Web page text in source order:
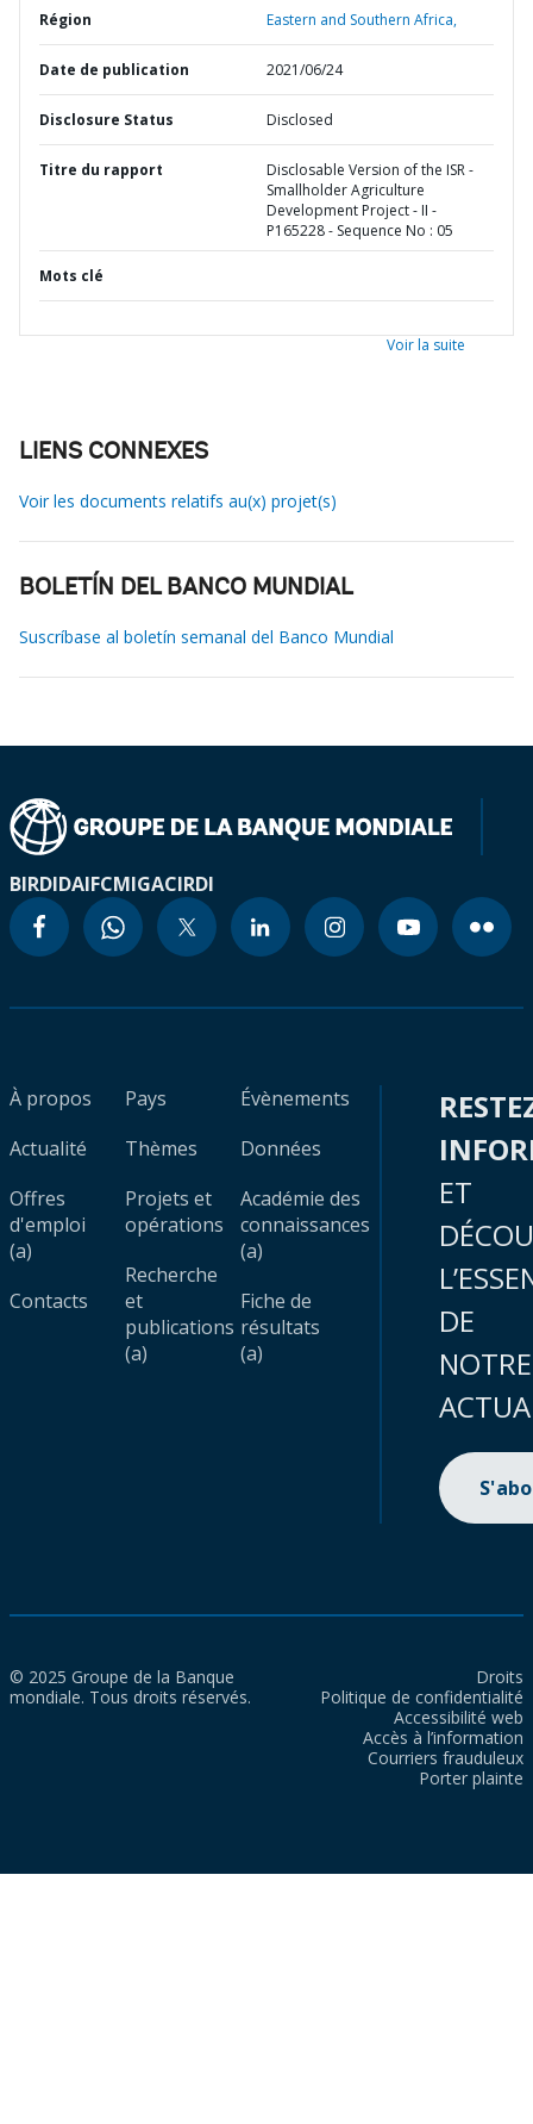
Région Eastern and Southern Africa,
Date de publication 2021/06/24
Disclosure Status Disclosed
Titre du rapport
Disclosable Version of the ISR -
Smallholder Agriculture
Development Project - II -
P165228 - Sequence No : 05
Mots clé
Voir la suite
LIENS CONNEXES
Voir les documents relatifs au(x) projet(s)
BOLETÍN DEL BANCO MUNDIAL
Suscríbase al boletín semanal del Banco Mundial
BIRDIDAIFCMIGACIRDI
À propos
Actualité
Offres
d'emploi
(a)
Contacts
Pays
Thèmes
Projets et
opérations
Recherche
et
publications
(a)
Évènements
Données
Académie des
connaissances
(a)
Fiche de
résultats
(a)
ET
DE
NOTRE
© 2025 Groupe de la Banque
mondiale. Tous droits réservés.
Droits
Politique de confidentialité
Accessibilité web
Accès à l’information
Courriers frauduleux
Porter plainte